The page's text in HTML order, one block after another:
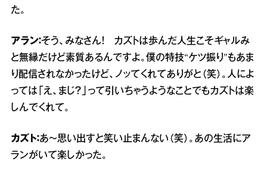
た。
アラン：そう、みなさん！ カズトは歩んだ人生こそギャルみ
と無縁だけど素質あるんですよ。僕の特技“ケツ振り”もあま
り配信されなかったけど、ノッてくれてありがと（笑）。人によ
っては「え、まじ？」って引いちゃうようなことでもカズトは楽
しんでくれて。
カズト：あ～思い出すと笑い止まんない（笑）。あの生活にア
ランがいて楽しかった。